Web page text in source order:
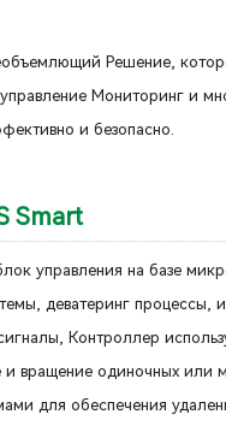
Решение,
Мониторинг и
и безопасно.
Smart
управления на базе
деватеринг процессы,
Контроллер
вращение одиночных или
для обеспечения